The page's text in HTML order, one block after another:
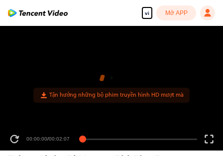
vi Mở APP
Tận hưởng những bộ phim truyền hình HD mượt mà
00:00:00/00:02:07